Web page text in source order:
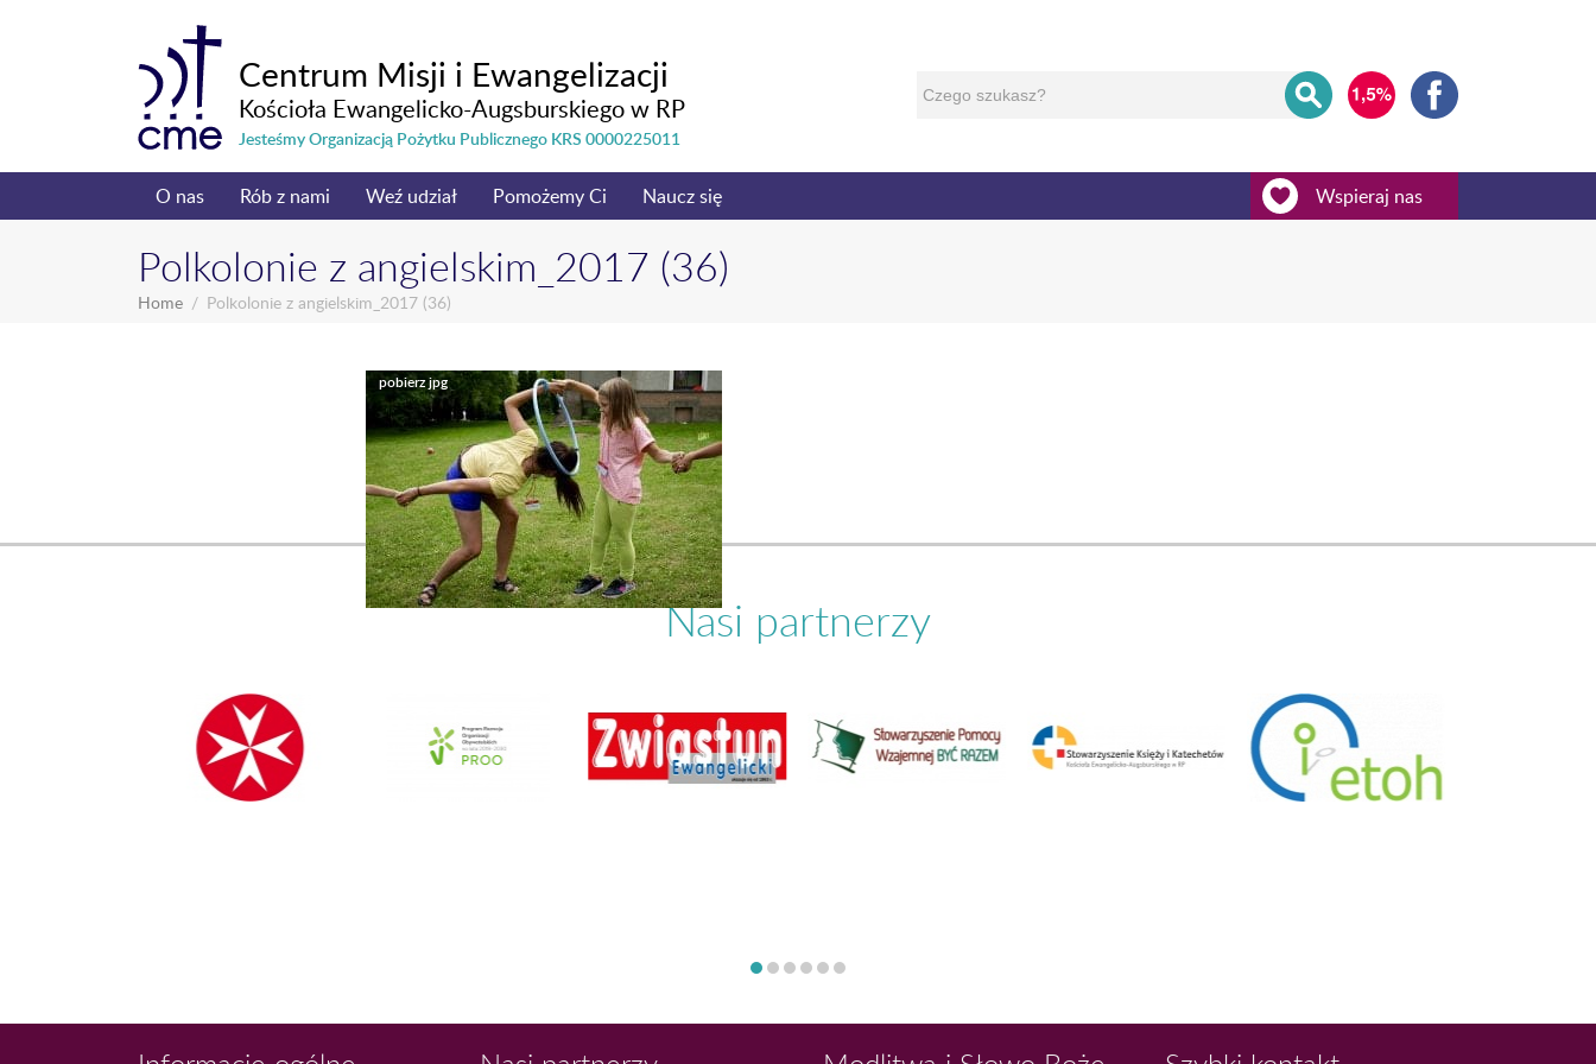
Centrum Misji i Ewangelizacji
Kościoła Ewangelicko-Augsburskiego w RP
Jesteśmy Organizacją Pożytku Publicznego KRS 0000225011
O nas Rób z nami Weź udział Pomożemy Ci Naucz się Wspieraj nas
Polkolonie z angielskim_2017 (36)
Home Polkolonie z angielskim_2017 (36)
Nasi partnerzy